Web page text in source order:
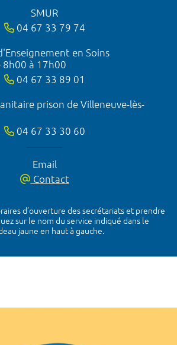
SMUR
04 67 33 79 74
en Soins
8h00 à 17h00
04 67 33 89 01
prison de Villeneuve-lès-
04 67 33 30 60
Email
Contact
d’ouverture des secrétariats et prendre
sur le nom du service indiqué dans le
jaune en haut à gauche.